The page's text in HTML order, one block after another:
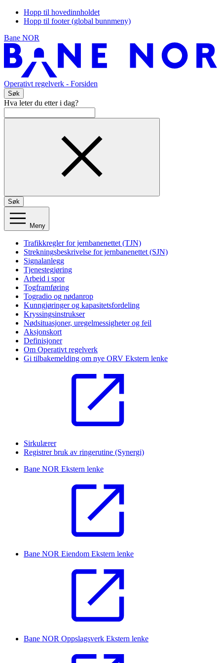
Hopp til hovedinnholdet
Hopp til footer (global bunnmeny)
Bane NOR
Operativt regelverk - Forsiden
Søk
Hva leter du etter i dag?
Søk
Meny
Trafikkregler for jernbanenettet (TJN)
Strekningsbeskrivelse for jernbanenettet (SJN)
Signalanlegg
Tjenestegjøring
Arbeid i spor
Togframføring
Togradio og nødanrop
Kunngjøringer og kapasitetsfordeling
Kryssingsinstrukser
Nødsituasjoner, uregelmessigheter og feil
Aksjonskort
Definisjoner
Om Operativt regelverk
Gi tilbakemelding om nye ORV Ekstern lenke
Sirkulærer
Registrer bruk av ringerutine (Synergi)
Bane NOR Ekstern lenke
Bane NOR Eiendom Ekstern lenke
Bane NOR Oppslagsverk Ekstern lenke